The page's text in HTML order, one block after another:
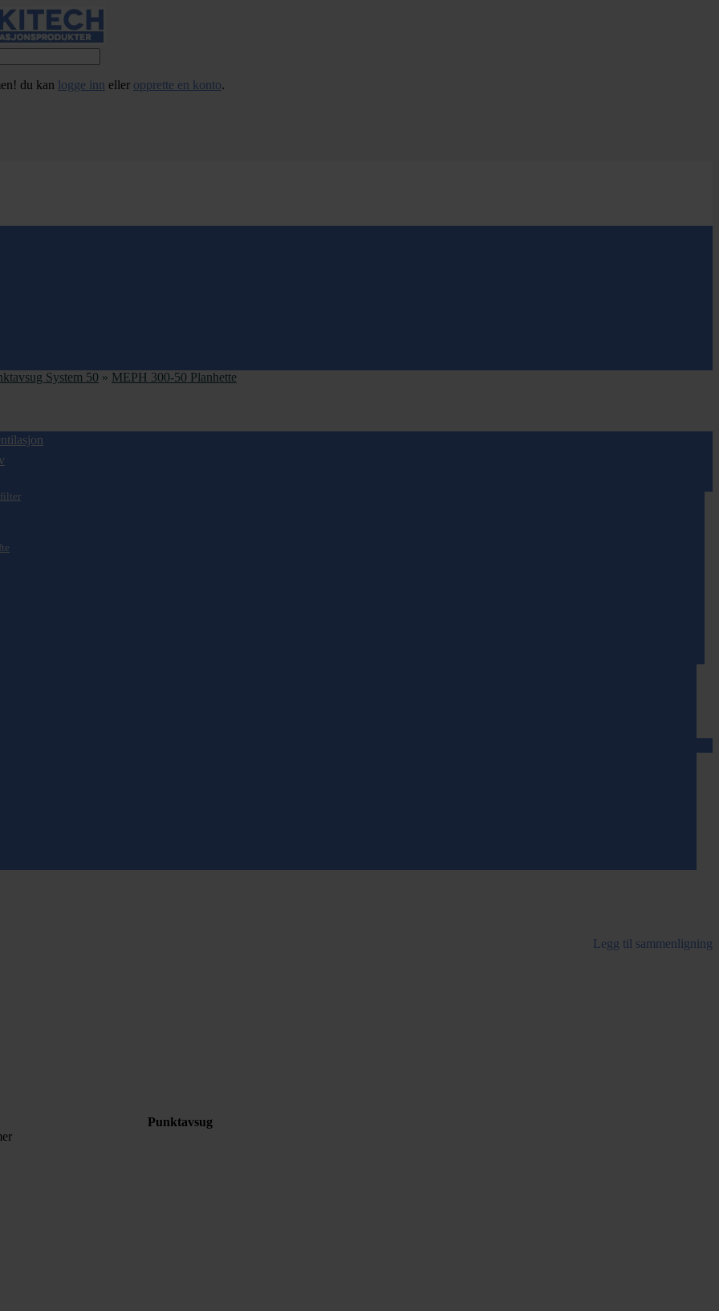
du kan logge inn eller opprette en konto.
System 50 » MEPH 300-50 Planhette
Legg til sammenligning
Punktavsug